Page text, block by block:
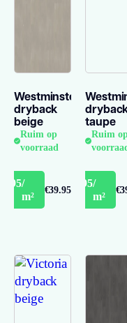
Westminster
dryback
beige
Ruim op
voorraad
/
m²
€39.95
taupe
Ruim
€35.95/
m²